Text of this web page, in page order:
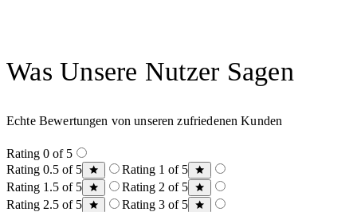
Was Unsere Nutzer Sagen
Echte Bewertungen von unseren zufriedenen Kunden
Rating 0 of 5
Rating 0.5 of 5
Rating 1 of 5
Rating 1.5 of 5
Rating 2 of 5
Rating 2.5 of 5
Rating 3 of 5